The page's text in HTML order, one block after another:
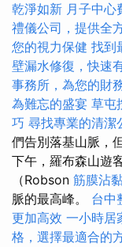
乾淨如新 月子中心
禮儀公司，提供全
您的視力保健 找到
壁漏水修復，快速
事務所，為您的財
為難忘的盛宴 草屯
巧 尋找專業的清潔
們告別落基山脈，
下午，羅布森山遊
（Robson 筋膜沾
脈的最高峰。 台中
更加高效 一小時居
格，選擇最適合的